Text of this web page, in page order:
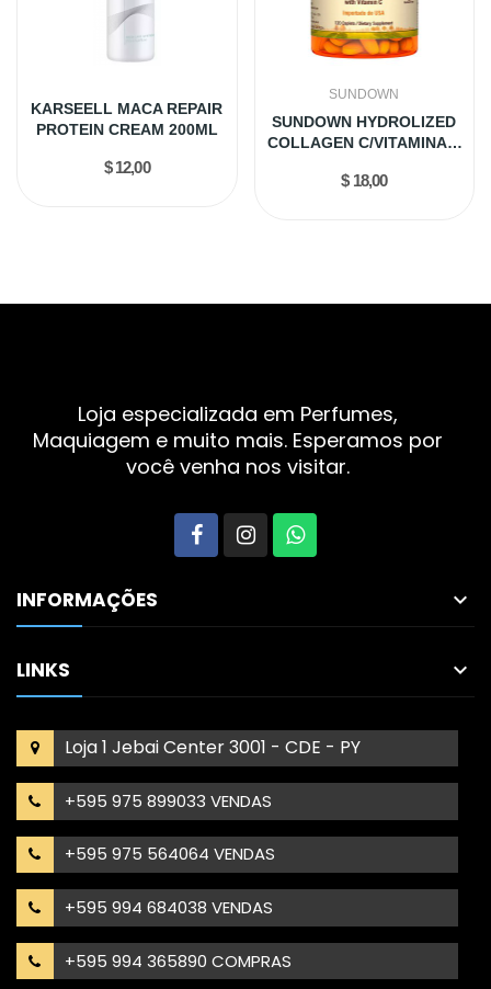
KARSEELL MACA REPAIR
PROTEIN CREAM 200ML
$ 12,00
SUNDOWN
SUNDOWN HYDROLIZED
COLLAGEN C/VITAMINA C
$ 18,00
Loja especializada em Perfumes,
Maquiagem e muito mais. Esperamos por
você venha nos visitar.
INFORMAÇÕES 
LINKS 
Loja 1 Jebai Center 3001 - CDE - PY
+595 975 899033 VENDAS
+595 975 564064 VENDAS
+595 994 684038 VENDAS
+595 994 365890 COMPRAS